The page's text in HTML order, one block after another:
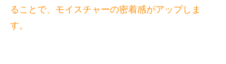
ることで、モイスチャーの密着感がアップしま
す。